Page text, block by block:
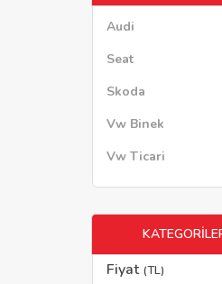
Audi
Seat
Skoda
Vw Binek
Vw Ticari
Fiyat (TL)